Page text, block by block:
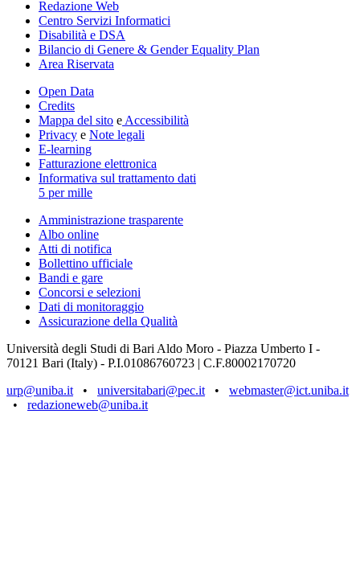
Redazione Web
Centro Servizi Informatici
Disabilità e DSA
Bilancio di Genere & Gender Equality Plan
Area Riservata
Open Data
Credits
Mappa del sito e Accessibilità
Privacy e Note legali
E-learning
Fatturazione elettronica
Informativa sul trattamento dati
5 per mille
Amministrazione trasparente
Albo online
Atti di notifica
Bollettino ufficiale
Bandi e gare
Concorsi e selezioni
Dati di monitoraggio
Assicurazione della Qualità
Università degli Studi di Bari Aldo Moro - Piazza Umberto I -
70121 Bari (Italy) - P.I.01086760723 | C.F.80002170720
urp@uniba.it • universitabari@pec.it • webmaster@ict.uniba.it
• redazioneweb@uniba.it